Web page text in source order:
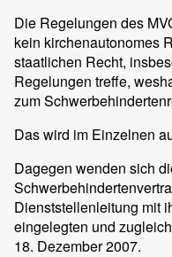
Die Regelungen des
kein kirchenautonomes
staatlichen Recht,
Regelungen treffe,
zum
Das wird im Einzelnen
Dagegen wenden sich
Dienststellenleitung mit
eingelegten und
18. Dezember 2007.